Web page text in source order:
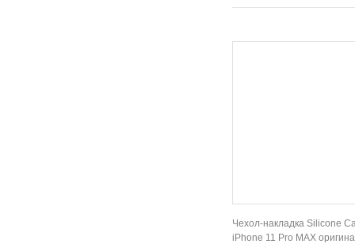
Чехол-накладка Silicone
iPhone 11 Pro MAX